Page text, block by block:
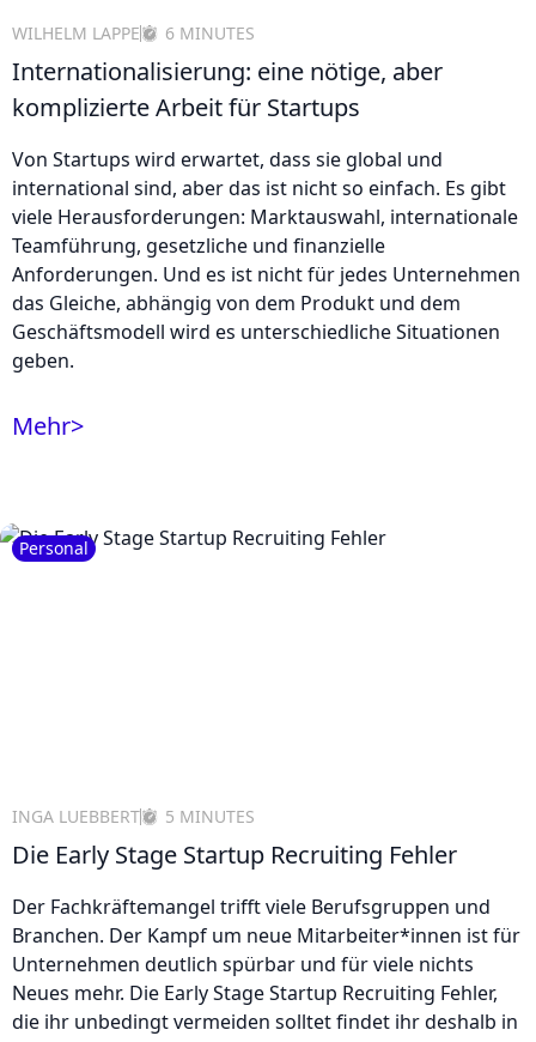
WILHELM LAPPE 6 MINUTES
Internationalisierung: eine nötige, aber
komplizierte Arbeit für Startups
Von Startups wird erwartet, dass sie global und
international sind, aber das ist nicht so einfach. Es gibt
viele Herausforderungen: Marktauswahl, internationale
Teamführung, gesetzliche und finanzielle
Anforderungen. Und es ist nicht für jedes Unternehmen
das Gleiche, abhängig von dem Produkt und dem
Geschäftsmodell wird es unterschiedliche Situationen
geben.
Mehr>
Personal
INGA LUEBBERT 5 MINUTES
Die Early Stage Startup Recruiting Fehler
Der Fachkräftemangel trifft viele Berufsgruppen und
Branchen. Der Kampf um neue Mitarbeiter*innen ist für
Unternehmen deutlich spürbar und für viele nichts
Neues mehr. Die Early Stage Startup Recruiting Fehler,
die ihr unbedingt vermeiden solltet findet ihr deshalb in